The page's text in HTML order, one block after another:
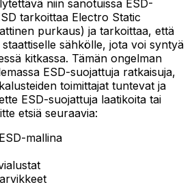
niin sanotuissa ESD-
tarkoittaa Electro Static
purkaus) ja tarkoittaa, että
sähkölle, jota voi syntyä
kitkassa. Tämän ongelman
ESD-suojattuja ratkaisuja,
toimittajat tuntevat ja
ESD-suojattuja laatikoita tai
etsiä seuraavia:
mallina